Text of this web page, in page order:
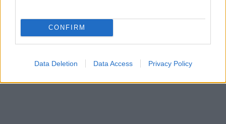
CONFIRM
Data Deletion Data Access Privacy Policy